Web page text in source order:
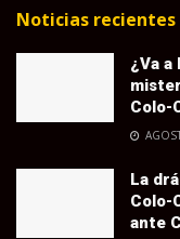
Noticias recientes
¿Va
Colo-
La
Colo-
ante